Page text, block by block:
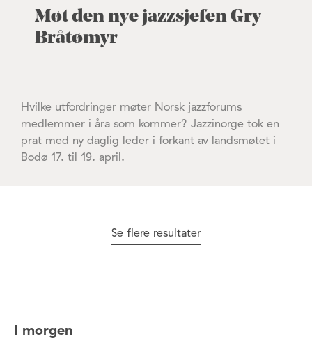
Møt den nye jazzsjefen Gry
Bråtømyr
Hvilke utfordringer møter Norsk jazzforums
medlemmer i åra som kommer? Jazzinorge tok en
prat med ny daglig leder i forkant av landsmøtet i
Bodø 17. til 19. april.
Se flere resultater
I morgen